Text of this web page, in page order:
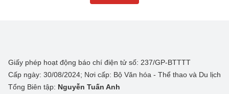
Giấy phép hoạt động báo chí điện tử số: 237/GP-BTTTT
Cấp ngày: 30/08/2024; Nơi cấp: Bộ Văn hóa - Thể thao và Du lịch
Tổng Biên tập: Nguyễn Tuấn Anh